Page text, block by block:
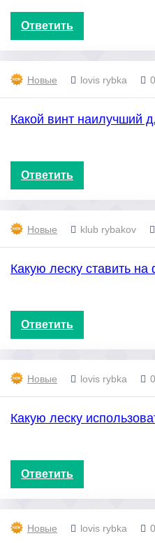
Ответить
Новые lovis rybka
Какой винт наилучший
Ответить
Новые klub rybakov
Какую леску ставить
Ответить
Новые lovis rybka
Какую леску
Ответить
Новые lovis rybka